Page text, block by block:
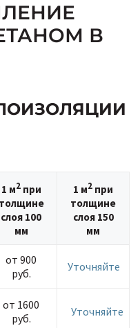
В
1 м2при
толщине
слоя 100
мм
1 м2 при
толщине
слоя 150
мм
от 900
руб.
Уточняйте
от 1600
руб.
Уточняйте